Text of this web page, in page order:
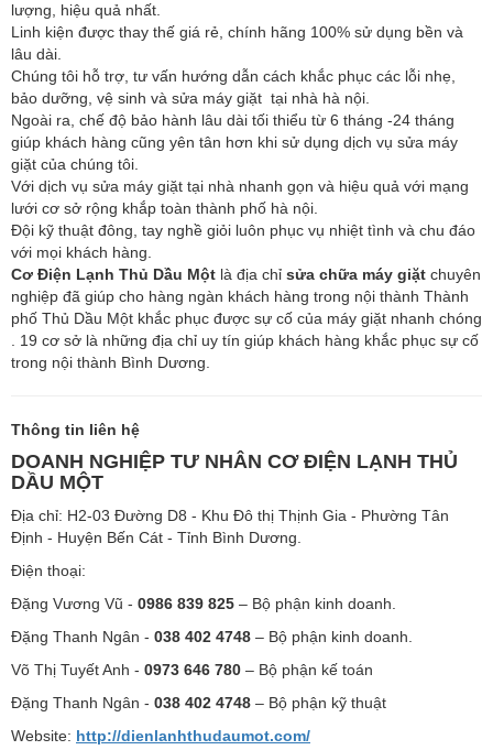
lượng, hiệu quả nhất.
Linh kiện được thay thế giá rẻ, chính hãng 100% sử dụng bền và
lâu dài.
Chúng tôi hỗ trợ, tư vấn hướng dẫn cách khắc phục các lỗi nhẹ,
bảo dưỡng, vệ sinh và sửa máy giặt tại nhà hà nội.
Ngoài ra, chế độ bảo hành lâu dài tối thiểu từ 6 tháng -24 tháng
giúp khách hàng cũng yên tân hơn khi sử dụng dịch vụ sửa máy
giặt của chúng tôi.
Với dịch vụ sửa máy giặt tại nhà nhanh gọn và hiệu quả với mạng
lưới cơ sở rộng khắp toàn thành phố hà nội.
Đội kỹ thuật đông, tay nghề giỏi luôn phục vụ nhiệt tình và chu đáo
với mọi khách hàng.
Cơ Điện Lạnh Thủ Dầu Một là địa chỉ sửa chữa máy giặt chuyên
nghiệp đã giúp cho hàng ngàn khách hàng trong nội thành Thành
phố Thủ Dầu Một khắc phục được sự cố của máy giặt nhanh chóng
. 19 cơ sở là những địa chỉ uy tín giúp khách hàng khắc phục sự cố
trong nội thành Bình Dương.
Thông tin liên hệ
DOANH NGHIỆP TƯ NHÂN CƠ ĐIỆN LẠNH THỦ
DẦU MỘT
Địa chỉ: H2-03 Đường D8 - Khu Đô thị Thịnh Gia - Phường Tân
Định - Huyện Bến Cát - Tỉnh Bình Dương.
Điện thoại:
Đặng Vương Vũ - 0986 839 825 – Bộ phận kinh doanh.
Đặng Thanh Ngân - 038 402 4748 – Bộ phận kinh doanh.
Võ Thị Tuyết Anh - 0973 646 780 – Bộ phận kế toán
Đặng Thanh Ngân - 038 402 4748 – Bộ phận kỹ thuật
Website: http://dienlanhthudaumot.com/